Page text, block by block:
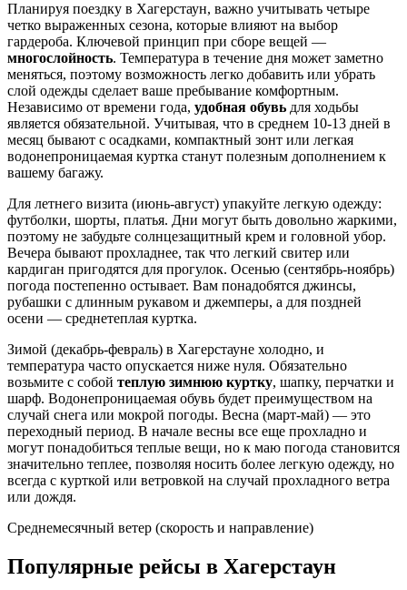
Планируя поездку в Хагерстаун, важно учитывать четыре
четко выраженных сезона, которые влияют на выбор
гардероба. Ключевой принцип при сборе вещей —
многослойность. Температура в течение дня может заметно
меняться, поэтому возможность легко добавить или убрать
слой одежды сделает ваше пребывание комфортным.
Независимо от времени года, удобная обувь для ходьбы
является обязательной. Учитывая, что в среднем 10-13 дней в
месяц бывают с осадками, компактный зонт или легкая
водонепроницаемая куртка станут полезным дополнением к
вашему багажу.
Для летнего визита (июнь-август) упакуйте легкую одежду:
футболки, шорты, платья. Дни могут быть довольно жаркими,
поэтому не забудьте солнцезащитный крем и головной убор.
Вечера бывают прохладнее, так что легкий свитер или
кардиган пригодятся для прогулок. Осенью (сентябрь-ноябрь)
погода постепенно остывает. Вам понадобятся джинсы,
рубашки с длинным рукавом и джемперы, а для поздней
осени — среднетеплая куртка.
Зимой (декабрь-февраль) в Хагерстауне холодно, и
температура часто опускается ниже нуля. Обязательно
возьмите с собой теплую зимнюю куртку, шапку, перчатки и
шарф. Водонепроницаемая обувь будет преимуществом на
случай снега или мокрой погоды. Весна (март-май) — это
переходный период. В начале весны все еще прохладно и
могут понадобиться теплые вещи, но к маю погода становится
значительно теплее, позволяя носить более легкую одежду, но
всегда с курткой или ветровкой на случай прохладного ветра
или дождя.
Среднемесячный ветер (скорость и направление)
Популярные рейсы в Хагерстаун